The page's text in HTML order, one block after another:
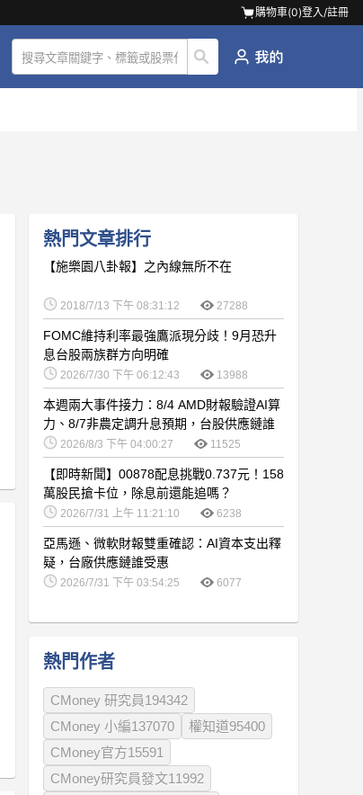
購物車(0)登入/註冊
熱門文章排行
【施樂園八卦報】之內線無所不在
2018/7/13 下午 08:31:12 27288
FOMC維持利率最強鷹派現分歧！9月恐升
息台股兩族群方向明確
2026/7/30 下午 06:12:43 13988
本週兩大事件接力：8/4 AMD財報驗證AI算
力、8/7非農定調升息預期，台股供應鏈誰
卡位最佳？
2026/8/3 下午 04:00:27 11525
【即時新聞】00878配息挑戰0.737元！158
萬股民搶卡位，除息前還能追嗎？
2026/7/31 上午 11:21:10 6238
亞馬遜、微軟財報雙重確認：AI資本支出釋
疑，台廠供應鏈誰受惠
2026/7/31 下午 03:54:25 6077
熱門作者
CMoney 研究員194342
CMoney 小編137070
權知道95400
CMoney官方15591
CMoney研究員發文11992